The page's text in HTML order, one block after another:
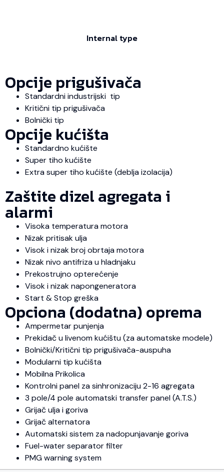
Internal type
Opcije prigušivača
Standardni industrijski tip
Kritični tip prigušivača
Bolnički tip
Opcije kućišta
Standardno kućište
Super tiho kućište
Extra super tiho kućište (deblja izolacija)
Zaštite dizel agregata i
alarmi
Visoka temperatura motora
Nizak pritisak ulja
Visok i nizak broj obrtaja motora
Nizak nivo antifriza u hladnjaku
Prekostrujno opterećenje
Visok i nizak napongeneratora
Start & Stop greška
Opciona (dodatna) oprema
Ampermetar punjenja
Prekidač u livenom kućištu (za automatske modele)
Bolnički/Kritični tip prigušivača-auspuha
Modularni tip kućišta
Mobilna Prikolica
Kontrolni panel za sinhronizaciju 2-16 agregata
3 pole/4 pole automatski transfer panel (A.T.S.)
Grijač ulja i goriva
Grijač alternatora
Automatski sistem za nadopunjavanje goriva
Fuel-water separator filter
PMG warning system